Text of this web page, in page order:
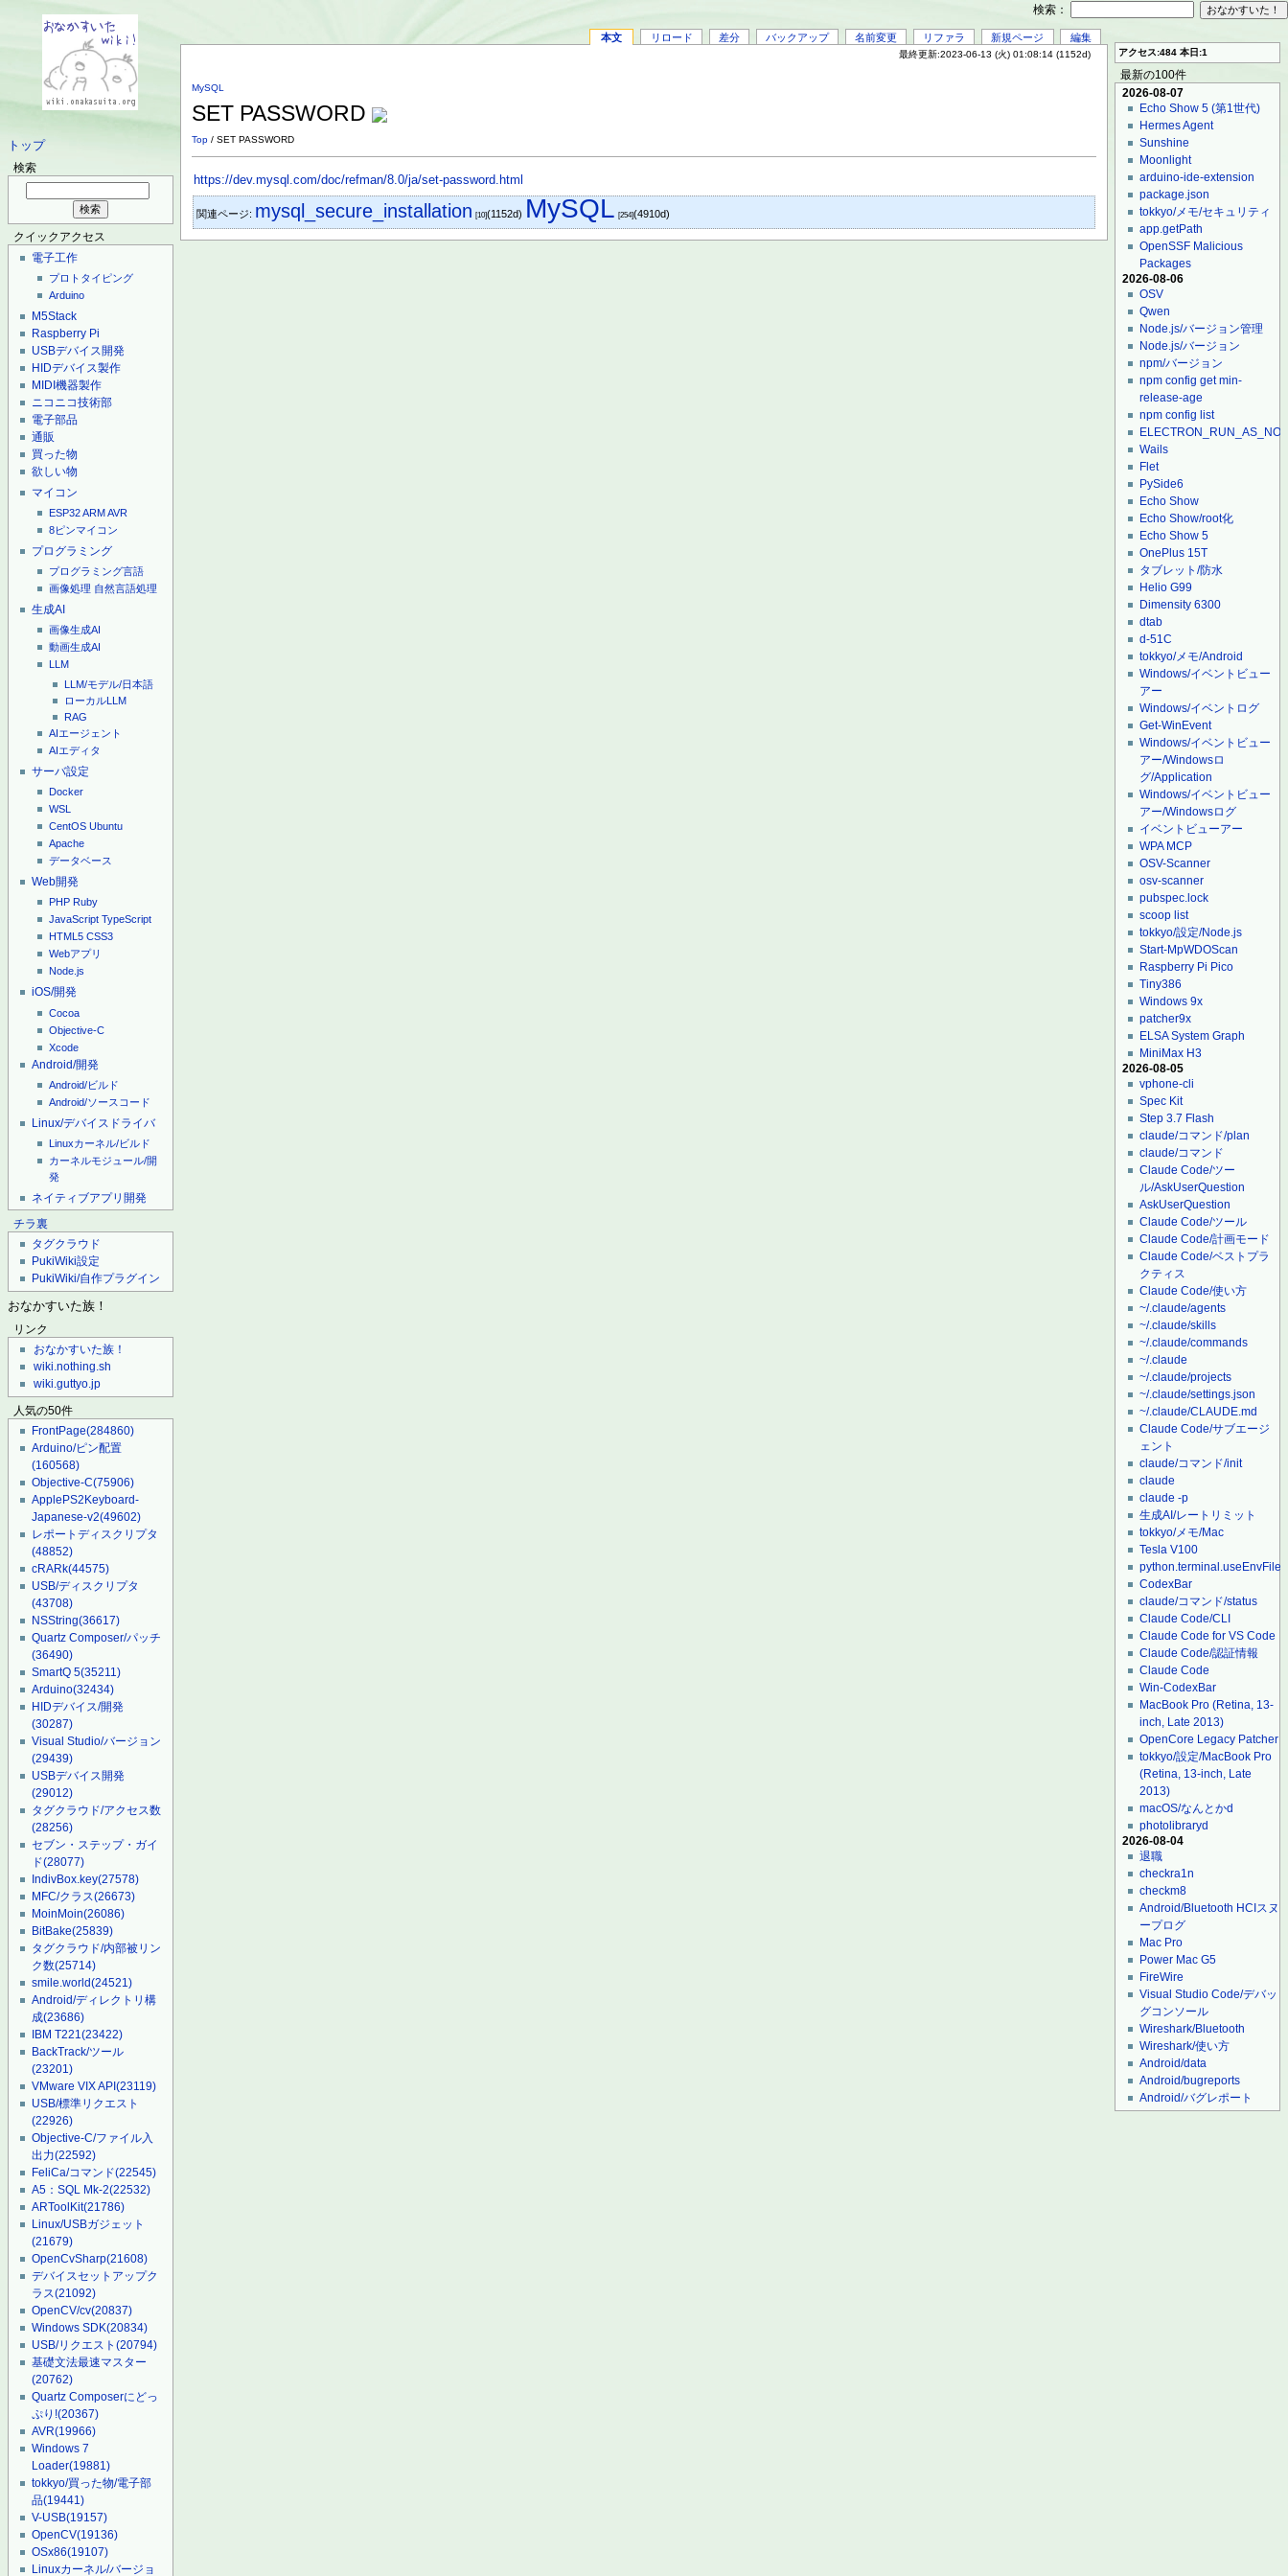
トップ
検索
クイックアクセス
電子工作
プロトタイピング
Arduino
M5Stack
Raspberry Pi
USBデバイス開発
HIDデバイス製作
MIDI機器製作
ニコニコ技術部
電子部品
通販
買った物
欲しい物
マイコン
ESP32ARMAVR
8ピンマイコン
プログラミング
プログラミング言語
画像処理 自然言語処理
生成AI
画像生成AI
動画生成AI
LLM
LLM/モデル/日本語
ローカルLLM
RAG
AIエージェント
AIエディタ
サーバ設定
Docker
WSL
CentOS Ubuntu
Apache
データベース
Web開発
PHP Ruby
JavaScript TypeScript
HTML5 CSS3
Webアプリ
Node.js
iOS/開発
Cocoa
Objective-C
Xcode
Android/開発
Android/ビルド
Android/ソースコード
Linux/デバイスドライバ
Linuxカーネル/ビルド
カーネルモジュール/開
発
ネイティブアプリ開発
チラ裏
タグクラウド
PukiWiki設定
PukiWiki/自作プラグイン
おなかすいた族！
リンク
おなかすいた族！
wiki.nothing.sh
wiki.guttyo.jp
人気の50件
FrontPage(284860)
Arduino/ピン配置
(160568)
Objective-C(75906)
ApplePS2Keyboard-
Japanese-v2(49602)
レポートディスクリプタ
(48852)
cRARk(44575)
USB/ディスクリプタ
(43708)
NSString(36617)
Quartz Composer/パッチ
(36490)
SmartQ 5(35211)
Arduino(32434)
HIDデバイス/開発
(30287)
Visual Studio/バージョン
(29439)
USBデバイス開発
(29012)
タグクラウド/アクセス数
(28256)
セブン・ステップ・ガイ
ド(28077)
IndivBox.key(27578)
MFC/クラス(26673)
MoinMoin(26086)
BitBake(25839)
タグクラウド/内部被リン
ク数(25714)
smile.world(24521)
Android/ディレクトリ構
成(23686)
IBM T221(23422)
BackTrack/ツール
(23201)
VMware VIX API(23119)
USB/標準リクエスト
(22926)
Objective-C/ファイル入
出力(22592)
FeliCa/コマンド(22545)
A5：SQL Mk-2(22532)
ARToolKit(21786)
Linux/USBガジェット
(21679)
OpenCvSharp(21608)
デバイスセットアップク
ラス(21092)
OpenCV/cv(20837)
Windows SDK(20834)
USB/リクエスト(20794)
基礎文法最速マスター
(20762)
Quartz Composerにどっ
ぷり!(20367)
AVR(19966)
Windows 7
Loader(19881)
tokkyo/買った物/電子部
品(19441)
V-USB(19157)
OpenCV(19136)
OSx86(19107)
Linuxカーネル/バージョ
本文 リロード 差分 バックアップ 名前変更 リファラ 新規ページ 編集
最終更新:2023-06-13 (火) 01:08:14 (1152d)
MySQL
SET PASSWORD
Top / SET PASSWORD
https://dev.mysql.com/doc/refman/8.0/ja/set-password.html
関連ページ: mysql_secure_installation [10](1152d) MySQL [254](4910d)
アクセス:484 本日:1
最新の100件
2026-08-07
Echo Show 5 (第1世代)
Hermes Agent
Sunshine
Moonlight
arduino-ide-extension
package.json
tokkyo/メモ/セキュリティ
app.getPath
OpenSSF Malicious
Packages
2026-08-06
OSV
Qwen
Node.js/バージョン管理
Node.js/バージョン
npm/バージョン
npm config get min-
release-age
npm config list
Wails
Flet
PySide6
Echo Show
Echo Show/root化
Echo Show 5
OnePlus 15T
タブレット/防水
Helio G99
Dimensity 6300
dtab
d-51C
tokkyo/メモ/Android
Windows/イベントビュー
アー
Windows/イベントログ
Get-WinEvent
Windows/イベントビュー
アー/Windowsロ
グ/Application
Windows/イベントビュー
アー/Windowsログ
イベントビューアー
WPA MCP
OSV-Scanner
osv-scanner
pubspec.lock
scoop list
tokkyo/設定/Node.js
Start-MpWDOScan
Raspberry Pi Pico
Tiny386
Windows 9x
patcher9x
ELSA System Graph
MiniMax H3
2026-08-05
vphone-cli
Spec Kit
Step 3.7 Flash
claude/コマンド/plan
claude/コマンド
Claude Code/ツー
ル/AskUserQuestion
AskUserQuestion
Claude Code/ツール
Claude Code/計画モード
Claude Code/ベストプラ
クティス
Claude Code/使い方
~/.claude/agents
~/.claude/skills
~/.claude/commands
~/.claude
~/.claude/projects
~/.claude/settings.json
~/.claude/CLAUDE.md
Claude Code/サブエージ
ェント
claude/コマンド/init
claude
claude -p
生成AI/レートリミット
tokkyo/メモ/Mac
Tesla V100
python.terminal.useEnvFile
CodexBar
claude/コマンド/status
Claude Code/CLI
Claude Code for VS Code
Claude Code/認証情報
Claude Code
Win-CodexBar
MacBook Pro (Retina, 13-
inch, Late 2013)
OpenCore Legacy Patcher
tokkyo/設定/MacBook Pro
(Retina, 13-inch, Late
2013)
macOS/なんとかd
photolibraryd
2026-08-04
退職
checkra1n
checkm8
Android/Bluetooth HCIスヌ
ープログ
Mac Pro
Power Mac G5
FireWire
Visual Studio Code/デバッ
グコンソール
Wireshark/Bluetooth
Wireshark/使い方
Android/data
Android/bugreports
Android/バグレポート
検索：